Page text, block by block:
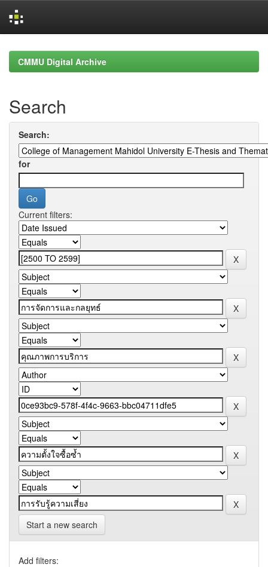
navigationCMMU Digital Archive
Search
Search:
for
Current filters:
Start a new search
Add filters: